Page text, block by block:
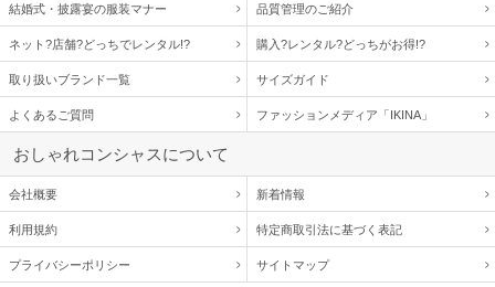
結婚式・披露宴の服装マナー 品質管理のご紹介
ネット?店舗?どっちでレンタル!? 購入?レンタル?どっちがお得!?
取り扱いブランド一覧 サイズガイド
よくあるご質問 ファッションメディア「IKINA」
おしゃれコンシャスについて
会社概要 新着情報
利用規約 特定商取引法に基づく表記
プライバシーポリシー サイトマップ